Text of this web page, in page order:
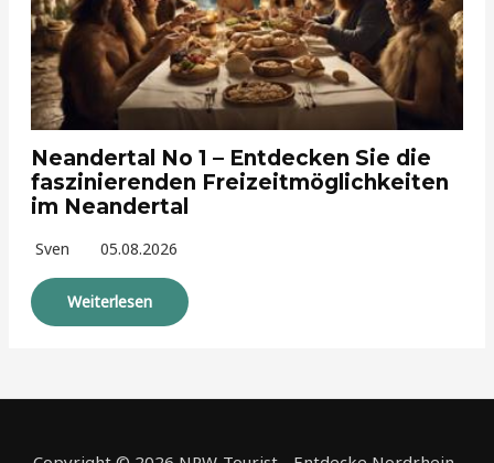
Neandertal No 1 – Entdecken Sie die
faszinierenden Freizeitmöglichkeiten
im Neandertal
Sven 05.08.2026
Weiterlesen